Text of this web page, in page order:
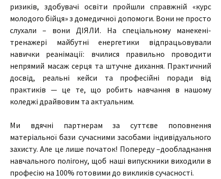
ризиків, здобувачі освіти пройшли справжній «курс
молодого бійця» з домедичної допомоги. Вони не просто
слухали – вони ДІЯЛИ. На спеціальному манекені-
тренажері майбутні енергетики відпрацьовували
навички реанімації: вчилися правильно проводити
непрямий масаж серця та штучне дихання. Практичний
досвід, реальні кейси та професійні поради від
практиків — це те, що робить навчання в нашому
коледжі драйвовим та актуальним.
Ми вдячні партнерам за суттєве поповнення
матеріальної бази сучасними засобами індивідуального
захисту. Але це лише початок! Попереду –дообладнання
навчального полігону, щоб наші випускники виходили в
професію на 100% готовими до викликів сучасності.